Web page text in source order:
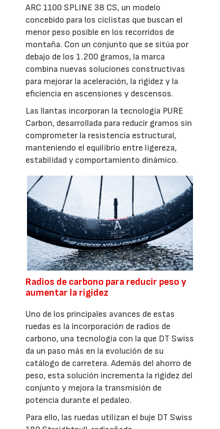
ARC 1100 SPLINE 38 CS, un modelo
concebido para los ciclistas que buscan el
menor peso posible en los recorridos de
montaña. Con un conjunto que se sitúa por
debajo de los 1.200 gramos, la marca
combina nuevas soluciones constructivas
para mejorar la aceleración, la rigidez y la
eficiencia en ascensiones y descensos.
Las llantas incorporan la tecnología PURE
Carbon, desarrollada para reducir gramos sin
comprometer la resistencia estructural,
manteniendo el equilibrio entre ligereza,
estabilidad y comportamiento dinámico.
Radios de carbono para reducir peso y
aumentar la rigidez
Uno de los principales avances de estas
ruedas es la incorporación de radios de
carbono, una tecnología con la que DT Swiss
da un paso más en la evolución de su
catálogo de carretera. Además del ahorro de
peso, esta solución incrementa la rigidez del
conjunto y mejora la transmisión de
potencia durante el pedaleo.
Para ello, las ruedas utilizan el buje DT Swiss